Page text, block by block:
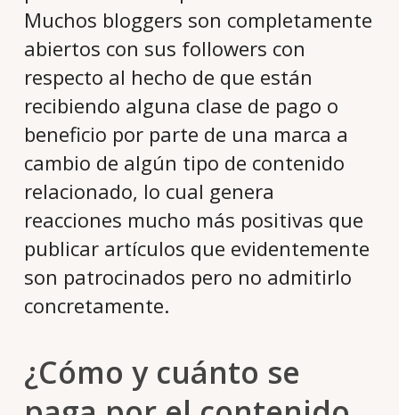
Muchos bloggers son completamente
abiertos con sus followers con
respecto al hecho de que están
recibiendo alguna clase de pago o
beneficio por parte de una marca a
cambio de algún tipo de contenido
relacionado, lo cual genera
reacciones mucho más positivas que
publicar artículos que evidentemente
son patrocinados pero no admitirlo
concretamente.
¿Cómo y cuánto se